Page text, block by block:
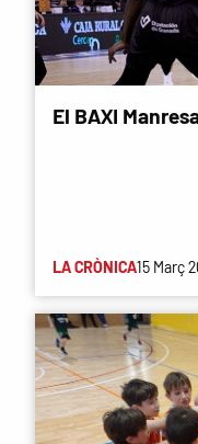
El BAXI
LA CRÒNICA15 Març